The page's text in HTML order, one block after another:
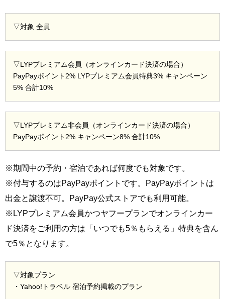
▽対象 全員
▽LYPプレミアム会員（オンラインカード決済の場合）
PayPayポイント2% LYPプレミアム会員特典3% キャンペーン
5% 合計10%
▽LYPプレミアム非会員（オンラインカード決済の場合）
PayPayポイント2% キャンペーン8% 合計10%
※期間中の予約・宿泊であれば何度でも対象です。
※付与するのはPayPayポイントです。PayPayポイントは
出金と譲渡不可。PayPay公式ストアでも利用可能。
※LYPプレミアム会員かつヤフープランでオンラインカー
ド決済をご利用の方は「いつでも5％もらえる」特典を含ん
で5％となります。
▽対象プラン
・Yahoo!トラベル 宿泊予約掲載のプラン